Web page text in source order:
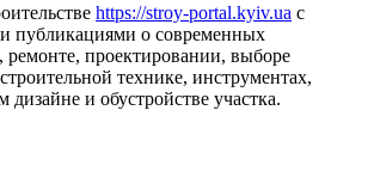
https://stroy-portal.kyiv.ua с
публикациями о современных
ремонте, проектировании, выборе
технике, инструментах,
и обустройстве участка.